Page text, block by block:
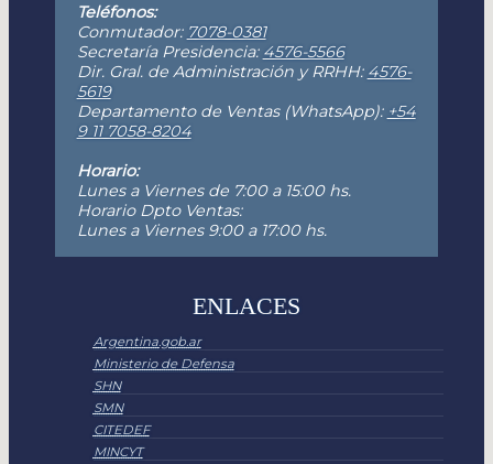
Teléfonos:
Conmutador: 7078-0381
Secretaría Presidencia: 4576-5566
Dir. Gral. de Administración y RRHH: 4576-
5619
Departamento de Ventas (WhatsApp): +54
9 11 7058-8204
Horario:
Lunes a Viernes de 7:00 a 15:00 hs.
Horario Dpto Ventas:
Lunes a Viernes 9:00 a 17:00 hs.
ENLACES
Argentina.gob.ar
Ministerio de Defensa
SHN
SMN
CITEDEF
MINCYT